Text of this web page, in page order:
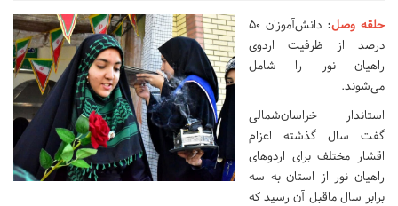
حلقه وصل:
دانش‌آموزان ۵۰
درصد از ظرفیت اردوی
راهیان‌ نور را شامل
می‌شوند.
استاندار خراسان‌شمالی
گفت سال گذشته اعزام
اقشار مختلف برای اردوهای
راهیان نور از استان به سه
برابر سال ماقبل آن رسید که